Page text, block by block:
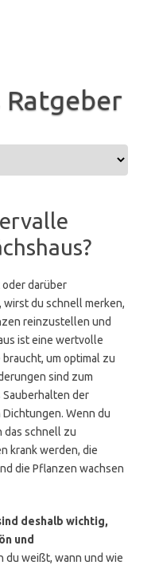
Ratgeber
darüber
du schnell merken,
reinzustellen und
ist eine wertvolle
um optimal zu
sind zum
der
Wenn du
das schnell zu
krank werden, die
die Pflanzen wachsen
deshalb wichtig,
und
du weißt, wann und wie